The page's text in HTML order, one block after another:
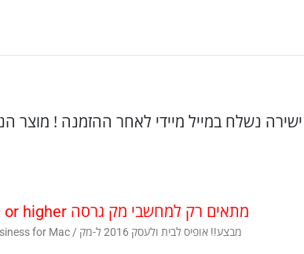
ישירה נשלח במייל מיידי לאחר ההזמנה ! מוצר
מתאים רק למחשבי מק גרסה macOS 10.10 or higher
מבצע!! אופיס לבית ולעסק 2016 ל-מק / Office Home & Business for Mac